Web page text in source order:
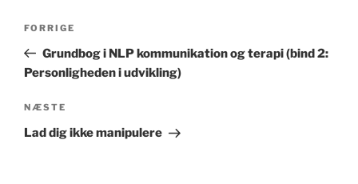
Forrige
indlæg
FORRIGE
Grundbog i NLP kommunikation og terapi (bind 2:
Personligheden i udvikling)
Næste
indlæg
NÆSTE
Lad dig ikke manipulere